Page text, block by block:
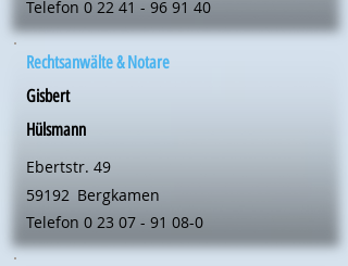
Telefon 0 22 41 - 96 91 40
Rechtsanwälte & Notare
Gisbert
Hülsmann
Ebertstr. 49
59192 Bergkamen
Telefon 0 23 07 - 91 08-0